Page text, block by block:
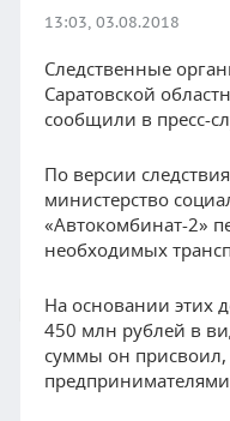
13:03, 03.08.2018
Следственные
Саратовской
сообщили в пресс-
По версии
министерство
«Автокомбинат-2»
необходимых
На основании этих
450 млн рублей в
суммы он